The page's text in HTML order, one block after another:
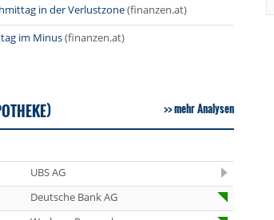
in der Verlustzone(finanzen.at)
im Minus(finanzen.at)
mehr Analysen
UBS AG
Deutsche Bank AG